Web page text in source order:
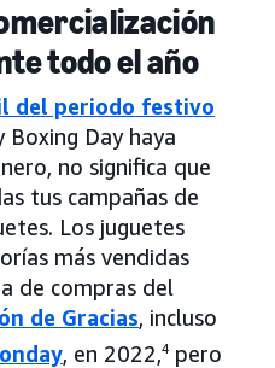
todo el año
del periodo festivo
Boxing Day haya
no significa que
tus campañas de
Los juguetes
más vendidas
de compras del
de Gracias, incluso
, en 2022,4 pero